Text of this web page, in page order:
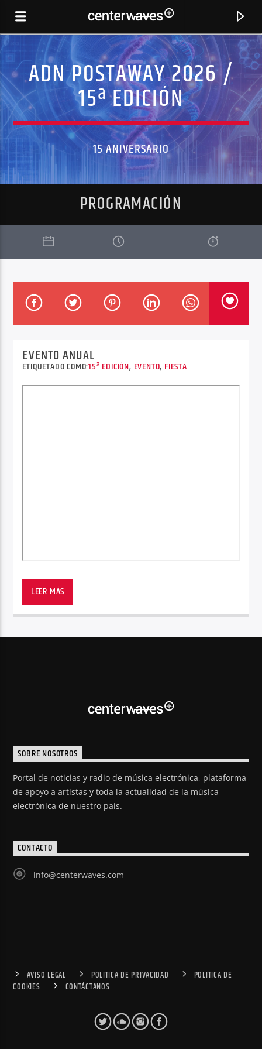
RIPTIDE (FLICFLAC EDIT)
ADN POSTAWAY 2026 /
15ª EDICIÓN
15 ANIVERSARIO
PROGRAMACIÓN
EVENTO ANUAL
ETIQUETADO COMO:15ª EDICIÓN, EVENTO, FIESTA
LEER MÁS
SOBRE NOSOTROS
Portal de noticias y radio de música electrónica, plataforma
de apoyo a artistas y toda la actualidad de la música
electrónica de nuestro país.
CONTACTO
info@centerwaves.com
AVISO LEGAL POLITICA DE PRIVACIDAD
POLITICA DE
COOKIES
CONTÁCTANOS